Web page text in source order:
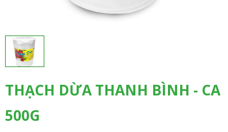
THẠCH DỪA THANH BÌNH - CA
500G